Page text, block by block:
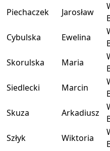
Piechaczek Jarosław
Cybulska
Ewelina
Skorulska
Maria
Siedlecki
Marcin
Skuza
Arkadiusz
Szłyk
Wiktoria